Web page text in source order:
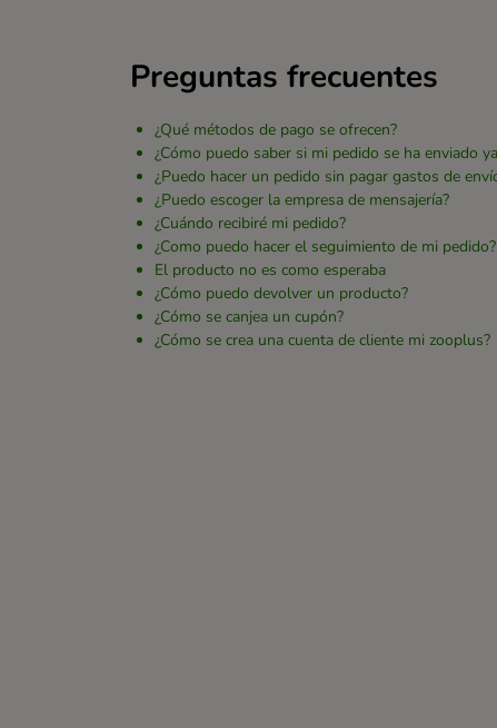
Preguntas frecuentes
¿Qué métodos de pago se ofrecen?
¿Cómo puedo saber si mi pedido se ha enviado
¿Puedo hacer un pedido sin pagar gastos de
¿Puedo escoger la empresa de mensajería?
¿Cuándo recibiré mi pedido?
¿Como puedo hacer el seguimiento de mi pedido?
El producto no es como esperaba
¿Cómo puedo devolver un producto?
¿Cómo se canjea un cupón?
¿Cómo se crea una cuenta de cliente mi zooplus?